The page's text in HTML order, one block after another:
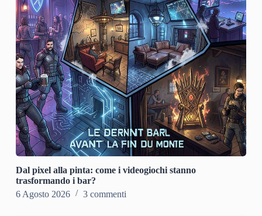
Dal pixel alla pinta: come i videogiochi stanno
trasformando i bar?
6 Agosto 2026
3 commenti